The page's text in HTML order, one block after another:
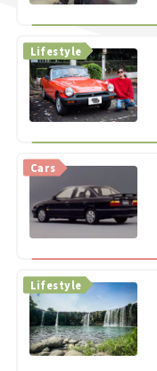
Lifestyle
Cars
Lifestyle